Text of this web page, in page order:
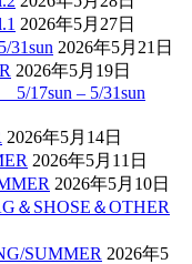
2026年5月27日
31sun 2026年5月21日
2026年5月19日
17sun – 5/31sun
2026年5月14日
2026年5月11日
2026年5月10日
＆SHOSE＆OTHER
SUMMER 2026年5